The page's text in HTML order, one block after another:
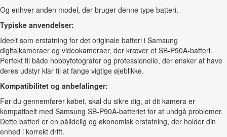
Og enhver anden model, der bruger denne type batteri.
Typiske anvendelser:
Ideelt som erstatning for det originale batteri i Samsung
digitalkameraer og videokameraer, der kræver et SB-P90A-batteri.
Perfekt til både hobbyfotografer og professionelle, der ønsker at have
deres udstyr klar til at fange vigtige øjeblikke.
Kompatibilitet og anbefalinger:
Før du gennemfører købet, skal du sikre dig, at dit kamera er
kompatibelt med Samsung SB-P90A-batteriet for at undgå problemer.
Dette batteri er en pålidelig og økonomisk erstatning, der holder din
enhed i korrekt drift.